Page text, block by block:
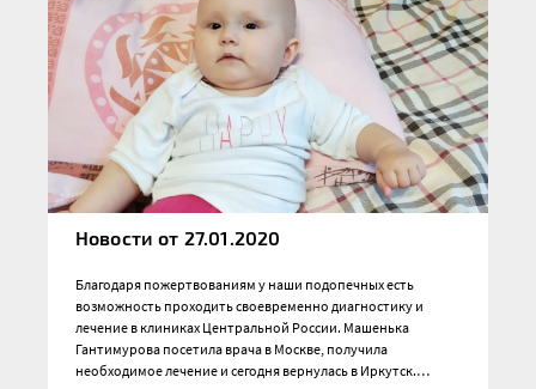
Новости от 27.01.2020
Благодаря пожертвованиям у наши подопечных есть
возможность проходить своевременно диагностику и
лечение в клиниках Центральной России. Машенька
Гантимурова посетила врача в Москве, получила
необходимое лечение и сегодня вернулась в Иркутск.…